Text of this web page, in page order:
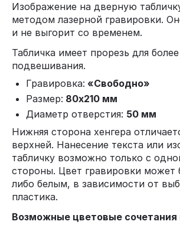
Изображение на дверную
методом лазерной гравировки.
и не выгорит со временем.
Табличка имеет прорезь для
подвешивания.
Гравировка: «Свободно»
Размер: 80х210 мм
Диаметр отверстия: 50 мм
Нижняя сторона хенгера
верхней. Нанесение текста или
табличку возможно только с
стороны. Цвет гравировки может
либо белым, в зависимости от
пластика.
Возможные цветовые сочетания